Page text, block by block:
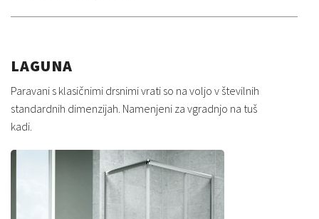
LAGUNA
Paravani s klasičnimi drsnimi vrati so na voljo v številnih
standardnih dimenzijah. Namenjeni za vgradnjo na tuš
kadi.